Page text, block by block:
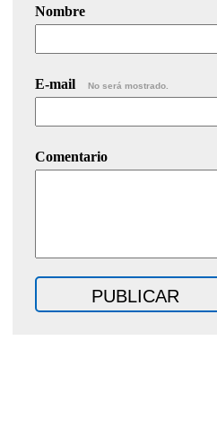
Nombre
E-mail No será mostrado.
Comentario